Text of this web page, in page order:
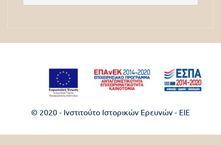
© 2020 - Ινστιτούτο Ιστορικών Ερευνών - EIE